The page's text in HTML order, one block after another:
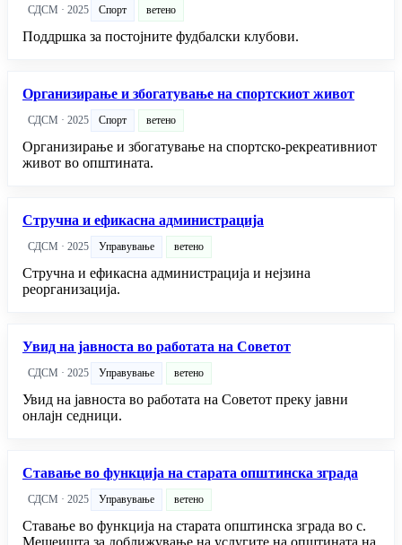
СДСМ · 2025 Спорт ветено
Поддршка за постојните фудбалски клубови.
Организирање и збогатување на спортскиот живот
СДСМ · 2025 Спорт ветено
Организирање и збогатување на спортско-рекреативниот
живот во општината.
Стручна и ефикасна администрација
СДСМ · 2025 Управување ветено
Стручна и ефикасна администрација и нејзина
реорганизација.
Увид на јавноста во работата на Советот
СДСМ · 2025 Управување ветено
Увид на јавноста во работата на Советот преку јавни
онлајн седници.
Ставање во функција на старата општинска зграда
СДСМ · 2025 Управување ветено
Ставање во функција на старата општинска зграда во с.